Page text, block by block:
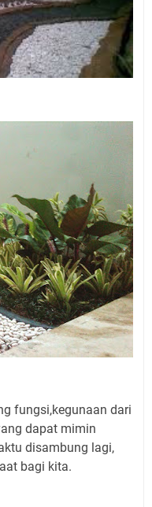
fungsi,kegunaan dari
dapat mimin
disambung lagi,
bagi kita.